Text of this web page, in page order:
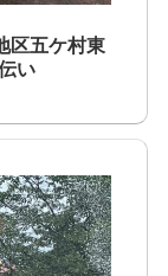
区五ケ村東
い